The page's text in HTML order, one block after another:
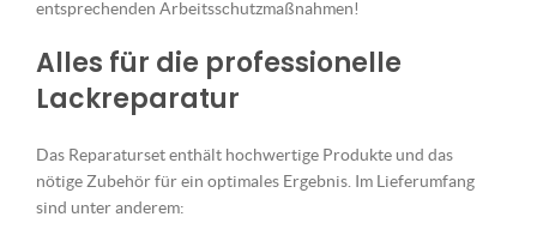
entsprechenden Arbeitsschutzmaßnahmen!
Alles für die professionelle
Lackreparatur
Das Reparaturset enthält hochwertige Produkte und das
nötige Zubehör für ein optimales Ergebnis. Im Lieferumfang
sind unter anderem: